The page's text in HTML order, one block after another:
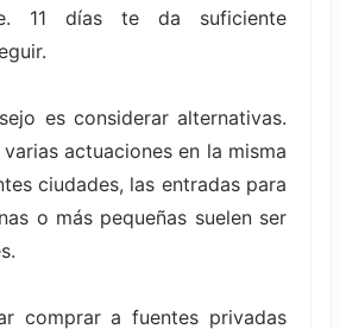
11 días te da suficiente
es considerar alternativas.
varias actuaciones en la misma
ciudades, las entradas para
o más pequeñas suelen ser
comprar a fuentes privadas